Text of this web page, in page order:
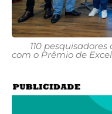
110
com o Prêmio de